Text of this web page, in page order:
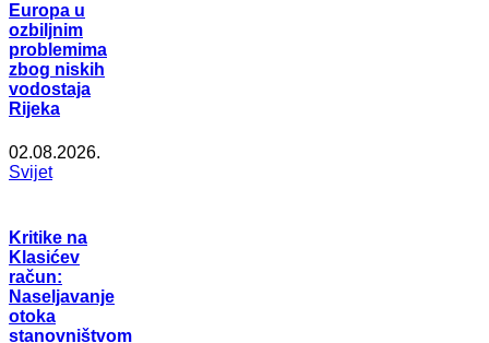
Europa u
ozbiljnim
problemima
zbog niskih
vodostaja
Rijeka
02.08.2026.
Svijet
Kritike na
Klasićev
račun:
Naseljavanje
otoka
stanovništvom